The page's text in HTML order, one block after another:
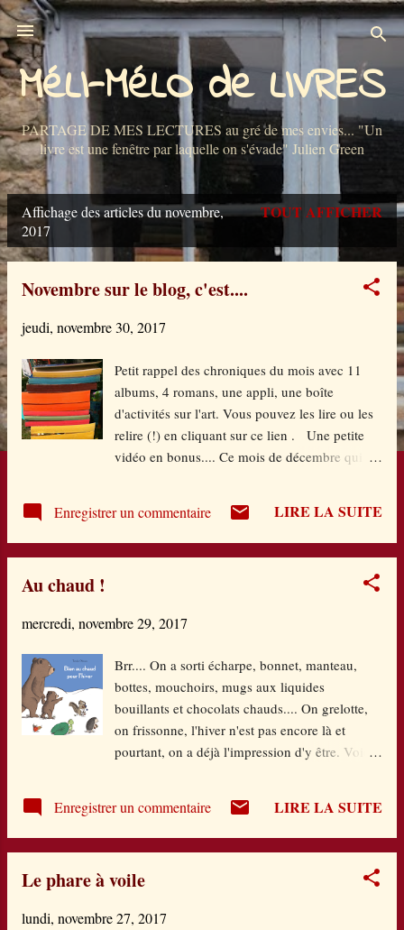
Accéder au contenu principal
MéLI-MéLO de LIVRES
PARTAGE DE MES LECTURES au gré de mes envies... "Un
livre est une fenêtre par laquelle on s'évade" Julien Green
A
r
Affichage des articles du novembre,
2017
TOUT AFFICHER
Novembre sur le blog, c'est....
jeudi, novembre 30, 2017
Petit rappel des chroniques du mois avec 11
albums, 4 romans, une appli, une boîte
d'activités sur l'art. Vous pouvez les lire ou les
relire (!) en cliquant sur ce lien . Une petite
vidéo en bonus.... Ce mois de décembre qui
Enregistrer un commentaire LIRE LA SUITE
Au chaud !
mercredi, novembre 29, 2017
Brr.... On a sorti écharpe, bonnet, manteau,
bottes, mouchoirs, mugs aux liquides
bouillants et chocolats chauds.... On grelotte,
on frissonne, l'hiver n'est pas encore là et
pourtant, on a déjà l'impression d'y être. Voici
l'hiver de Tomoko Ohmura, Ecole des loisirs :
En voilà un album apaisant ! Les animaux se
écureuils, hérissons, ours, toutes les familles
constituer un lit douillet pour cette période. Et
Enregistrer un commentaire LIRE LA SUITE
Le phare à voile
lundi, novembre 27, 2017